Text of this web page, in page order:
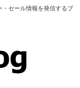
セール情報を発信するブ